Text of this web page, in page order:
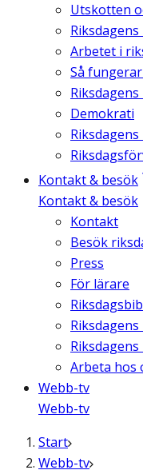
Utskotten
Arbetet i
Så fungerar
Demokrati
Kontakt & besök
Kontakt & besök
Kontakt
Besök
Press
För lärare
Arbeta hos
Webb-tv
Webb-tv
Start
Webb-tv